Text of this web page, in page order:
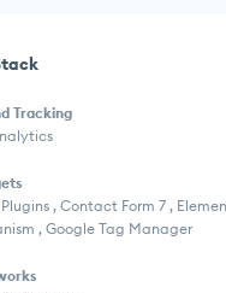
Tracking
, Contact Form 7 ,
, Google Tag Manager